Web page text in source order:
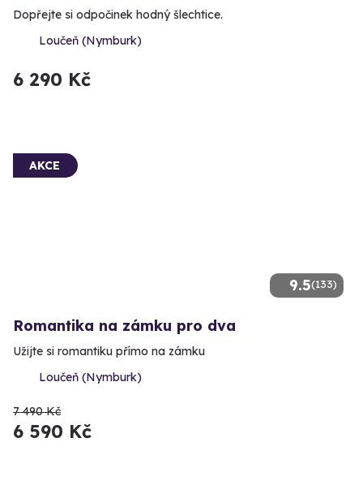
Dopřejte si odpočinek hodný šlechtice.
Loučeň (Nymburk)
6 290 Kč
9.5(133)
AKCE
Romantika na zámku pro dva
Užijte si romantiku přímo na zámku
Loučeň (Nymburk)
7 490 Kč
6 590 Kč